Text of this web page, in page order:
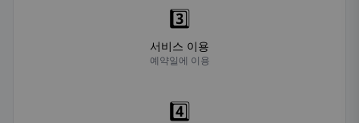
3️⃣
서비스 이용
예약일에 이용
4️⃣